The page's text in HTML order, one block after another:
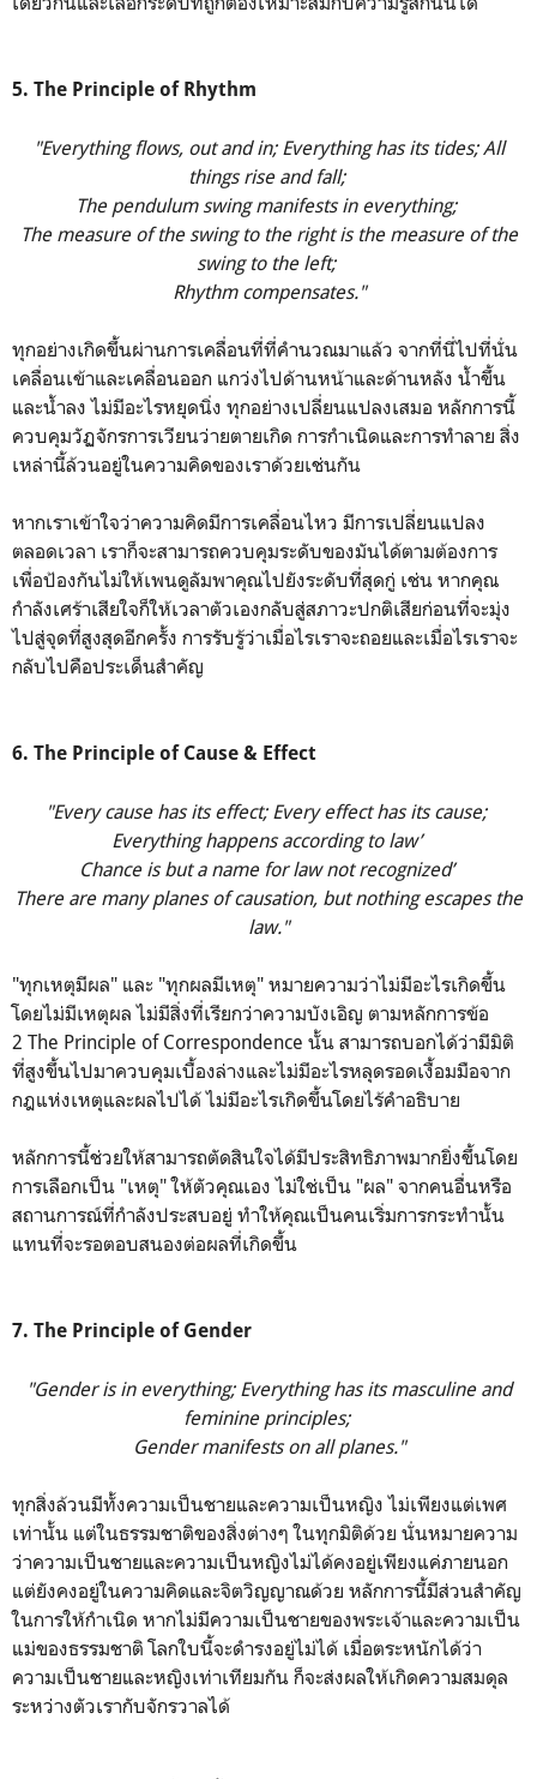
5. The Principle of Rhythm
"Everything flows, out and in; Everything has its tides; All
things rise and fall;
The pendulum swing manifests in everything;
The measure of the swing to the right is the measure of the
swing to the left;
Rhythm compensates."
ทุกอย่างเกิดขึ้นผ่านการเคลื่อนที่ที่คำนวณมาแล้ว จากที่นี่ไปที่นั่น
เคลื่อนเข้าและเคลื่อนออก แกว่งไปด้านหน้าและด้านหลัง น้ำขึ้น
และน้ำลง ไม่มีอะไรหยุดนิ่ง ทุกอย่างเปลี่ยนแปลงเสมอ หลักการนี้
ควบคุมวัฏจักรการเวียนว่ายตายเกิด การกำเนิดและการทำลาย สิ่ง
เหล่านี้ล้วนอยู่ในความคิดของเราด้วยเช่นกัน
หากเราเข้าใจว่าความคิดมีการเคลื่อนไหว มีการเปลี่ยนแปลง
ตลอดเวลา เราก็จะสามารถควบคุมระดับของมันได้ตามต้องการ
เพื่อป้องกันไม่ให้เพนดูลัมพาคุณไปยังระดับที่สุดกู่ เช่น หากคุณ
กำลังเศร้าเสียใจก็ให้เวลาตัวเองกลับสู่สภาวะปกติเสียก่อนที่จะมุ่ง
ไปสู่จุดที่สูงสุดอีกครั้ง การรับรู้ว่าเมื่อไรเราจะถอยและเมื่อไรเราจะ
กลับไปคือประเด็นสำคัญ
6. The Principle of Cause & Effect
"Every cause has its effect; Every effect has its cause;
Everything happens according to law’
Chance is but a name for law not recognized’
There are many planes of causation, but nothing escapes the
law."
"ทุกเหตุมีผล" และ "ทุกผลมีเหตุ" หมายความว่าไม่มีอะไรเกิดขึ้น
โดยไม่มีเหตุผล ไม่มีสิ่งที่เรียกว่าความบังเอิญ ตามหลักการข้อ
2 The Principle of Correspondence นั้น สามารถบอกได้ว่ามีมิติ
ที่สูงขึ้นไปมาควบคุมเบื้องล่างและไม่มีอะไรหลุดรอดเงื้อมมือจาก
กฎแห่งเหตุและผลไปได้ ไม่มีอะไรเกิดขึ้นโดยไร้คำอธิบาย
หลักการนี้ช่วยให้สามารถตัดสินใจได้มีประสิทธิภาพมากยิ่งขึ้นโดย
การเลือกเป็น "เหตุ" ให้ตัวคุณเอง ไม่ใช่เป็น "ผล" จากคนอื่นหรือ
สถานการณ์ที่กำลังประสบอยู่ ทำให้คุณเป็นคนเริ่มการกระทำนั้น
แทนที่จะรอตอบสนองต่อผลที่เกิดขึ้น
7. The Principle of Gender
"Gender is in everything; Everything has its masculine and
feminine principles;
Gender manifests on all planes."
ทุกสิ่งล้วนมีทั้งความเป็นชายและความเป็นหญิง ไม่เพียงแต่เพศ
เท่านั้น แต่ในธรรมชาติของสิ่งต่างๆ ในทุกมิติด้วย นั่นหมายความ
ว่าความเป็นชายและความเป็นหญิงไม่ได้คงอยู่เพียงแค่ภายนอก
แต่ยังคงอยู่ในความคิดและจิตวิญญาณด้วย หลักการนี้มีส่วนสำคัญ
ในการให้กำเนิด หากไม่มีความเป็นชายของพระเจ้าและความเป็น
แม่ของธรรมชาติ โลกใบนี้จะดำรงอยู่ไม่ได้ เมื่อตระหนักได้ว่า
ความเป็นชายและหญิงเท่าเทียมกัน ก็จะส่งผลให้เกิดความสมดุล
ระหว่างตัวเรากับจักรวาลได้